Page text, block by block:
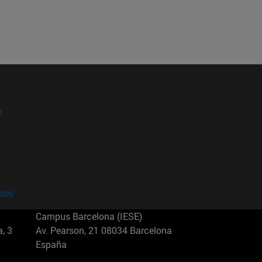
3
Campus Barcelona (IESE)
Av. Pearson, 21 08034 Barcelona
España